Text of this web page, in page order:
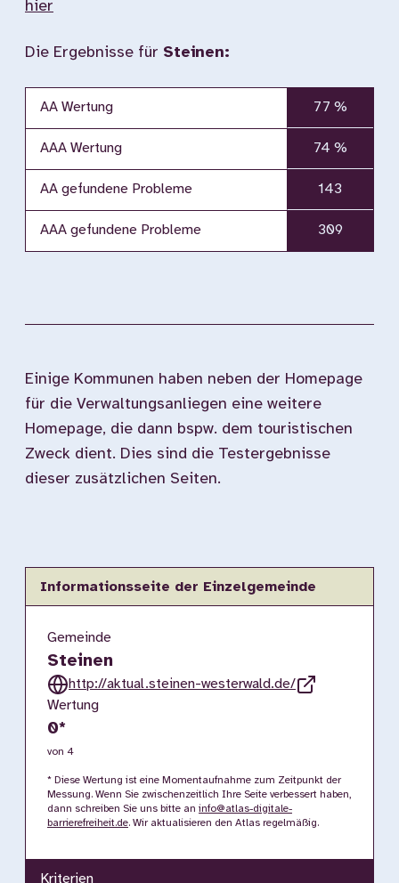
hier
Die Ergebnisse für Steinen:
AA Wertung 77 %
AAA Wertung 74 %
AA gefundene Probleme 143
AAA gefundene Probleme 309
Einige Kommunen haben neben der Homepage
für die Verwaltungsanliegen eine weitere
Homepage, die dann bspw. dem touristischen
Zweck dient. Dies sind die Testergebnisse
dieser zusätzlichen Seiten.
Informationsseite der Einzelgemeinde
Gemeinde
Steinen
http://aktual.steinen-westerwald.de/
Wertung
0*
von 4
* Diese Wertung ist eine Momentaufnahme zum Zeitpunkt der
Messung. Wenn Sie zwischenzeitlich Ihre Seite verbessert haben,
dann schreiben Sie uns bitte an info@atlas-digitale-
barrierefreiheit.de. Wir aktualisieren den Atlas regelmäßig.
Kriterien